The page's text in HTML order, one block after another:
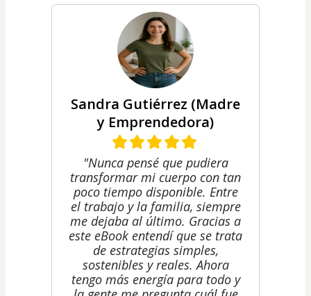
Sandra Gutiérrez (Madre
y Emprendedora)
"Nunca pensé que pudiera
transformar mi cuerpo con tan
poco tiempo disponible. Entre
el trabajo y la familia, siempre
me dejaba al último. Gracias a
este eBook entendí que se trata
de estrategias simples,
sostenibles y reales. Ahora
tengo más energía para todo y